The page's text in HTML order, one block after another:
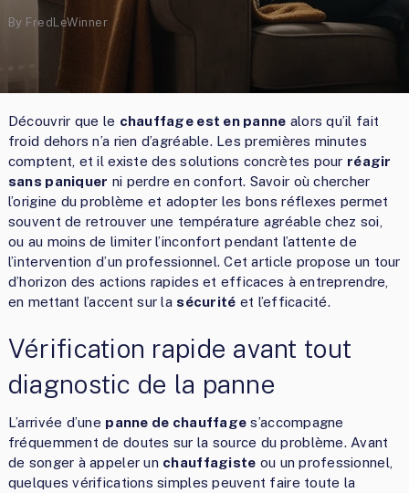
By FredLeWinner
Découvrir que le chauffage est en panne alors qu’il fait
froid dehors n’a rien d’agréable. Les premières minutes
comptent, et il existe des solutions concrètes pour réagir
sans paniquer ni perdre en confort. Savoir où chercher
l’origine du problème et adopter les bons réflexes permet
souvent de retrouver une température agréable chez soi,
ou au moins de limiter l’inconfort pendant l’attente de
l’intervention d’un professionnel. Cet article propose un tour
d’horizon des actions rapides et efficaces à entreprendre,
en mettant l’accent sur la sécurité et l’efficacité.
Vérification rapide avant tout
diagnostic de la panne
L’arrivée d’une panne de chauffage s’accompagne
fréquemment de doutes sur la source du problème. Avant
de songer à appeler un chauffagiste ou un professionnel,
quelques vérifications simples peuvent faire toute la